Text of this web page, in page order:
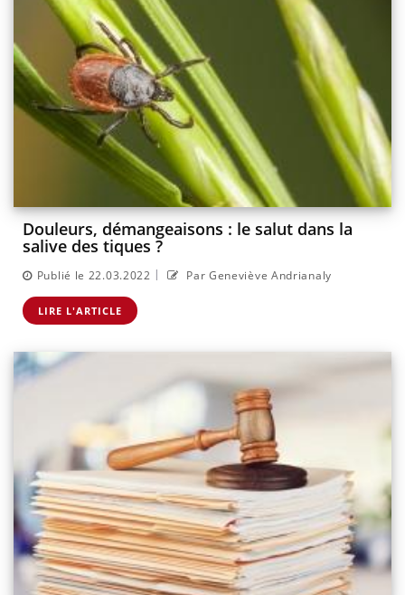
Douleurs, démangeaisons : le salut dans la
salive des tiques ?
Publié le 22.03.2022 | Par Geneviève Andrianaly
LIRE L'ARTICLE